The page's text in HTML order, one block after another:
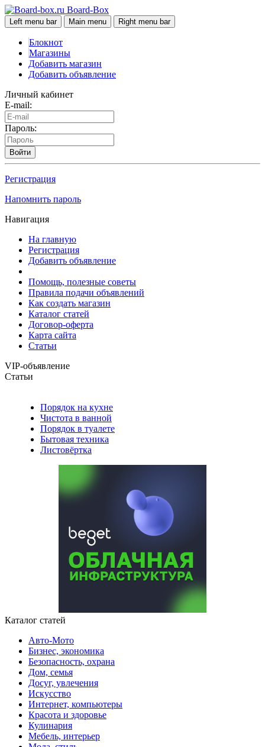
Board-Box
Left menu bar Main menu Right menu bar
Блокнот
Магазины
Добавить магазин
Добавить объявление
Личный кабинет
E-mail:
Пароль:
Войти
Регистрация
Напомнить пароль
Навигация
На главную
Регистрация
Добавить объявление
Помощь, полезные советы
Правила подачи объявлений
Как создать магазин
Каталог статей
Договор-оферта
Карта сайта
Статьи
VIP-объявление
Статьи
Порядок на кухне
Чистота в ванной
Порядок в туалете
Бытовая техника
Листовёртка
Каталог статей
Авто-Мото
Бизнес, экономика
Безопасность, охрана
Дом, семья
Досуг, увлечения
Искусство
Интернет, компьютеры
Красота и здоровье
Кулинария
Мебель, интерьер